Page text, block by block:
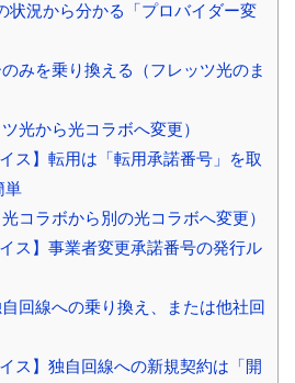
状況から分かる「プロバイダー変
みを乗り換える（フレッツ光のま
光から光コラボへ変更）
ス】転用は「転用承諾番号」を取
単
コラボから別の光コラボへ変更）
ス】事業者変更承諾番号の発行ル
回線への乗り換え、または他社回
ス】独自回線への新規契約は「開